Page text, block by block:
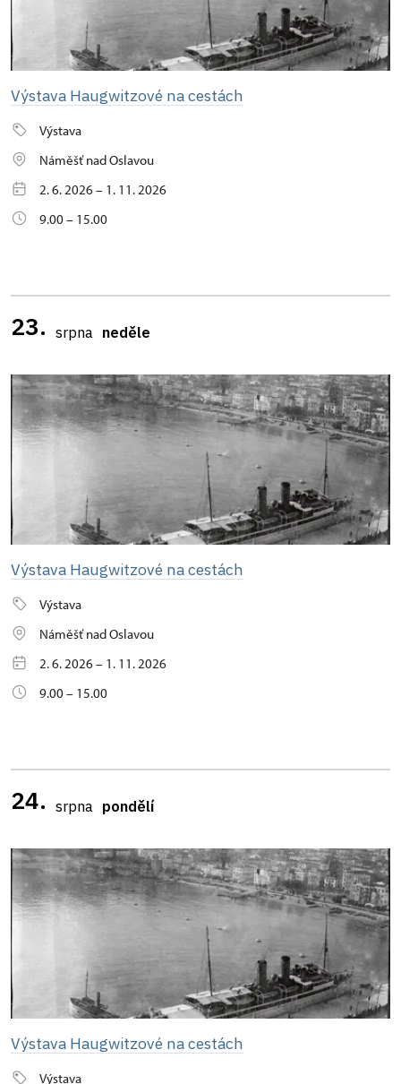
Výstava Haugwitzové na cestách
Výstava
Náměšť nad Oslavou
2. 6. 2026 – 1. 11. 2026
9.00 – 15.00
23. srpna neděle
Výstava Haugwitzové na cestách
Výstava
Náměšť nad Oslavou
2. 6. 2026 – 1. 11. 2026
9.00 – 15.00
24. srpna pondělí
Výstava Haugwitzové na cestách
Výstava